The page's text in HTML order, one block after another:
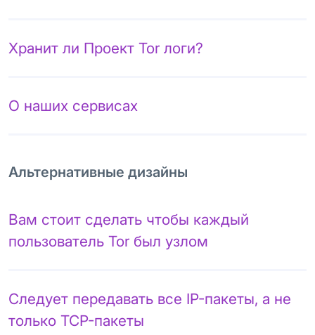
Хранит ли Проект Tor логи?
О наших сервисах
Альтернативные дизайны
Вам стоит сделать чтобы каждый
пользователь Tor был узлом
Следует передавать все IP-пакеты, а не
только TCP-пакеты